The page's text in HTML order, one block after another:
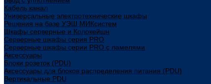
Кабель канал
Универсальные электротехнические шкафы
Решения на базе УЭШ МИКсистем
Шкафы серверные и Колокейшн
Серверные шкафы серия PRO
Серверные шкафы серии PRO с ламелями
Аксессуары
Блоки розеток (PDU)
Аксессуары для блоков распределения питания (PDU)
Вертикальные PDU